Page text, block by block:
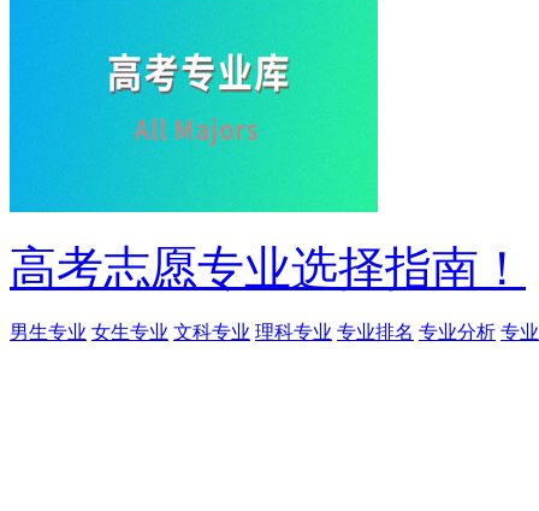
高考志愿专业选择指南！
男生专业 女生专业 文科专业 理科专业 专业排名 专业分析 专